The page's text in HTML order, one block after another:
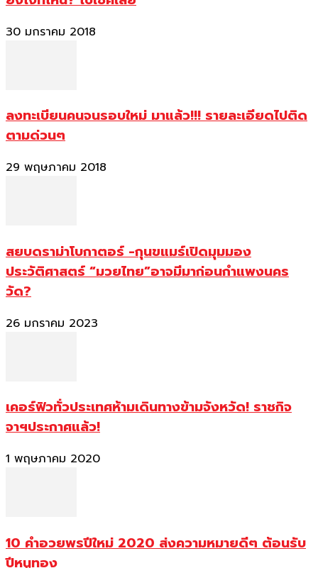
30 มกราคม 2018
ลงทะเบียนคนจนรอบใหม่ มาแล้ว!!! รายละเอียดไปติด
ตามด่วนๆ
29 พฤษภาคม 2018
สยบดราม่าโบกาตอร์ -กุนขแมร์เปิดมุมมอง
ประวัติศาสตร์ “มวยไทย”อาจมีมาก่อนกำแพงนคร
วัด?
26 มกราคม 2023
เคอร์ฟิวทั่วประเทศห้ามเดินทางข้ามจังหวัด! ราชกิจ
จาฯประกาศแล้ว!
1 พฤษภาคม 2020
10 คำอวยพรปีใหม่ 2020 ส่งความหมายดีๆ ต้อนรับ
ปีหนูทอง